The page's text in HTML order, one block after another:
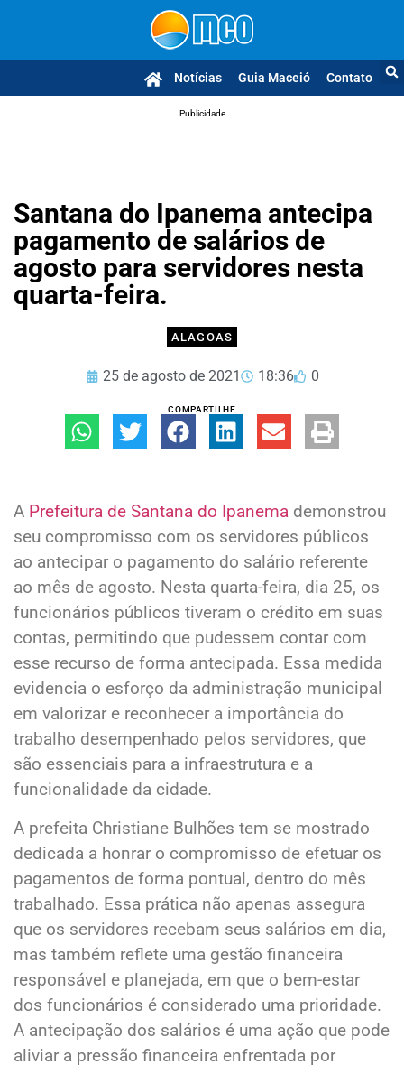
Notícias Guia Maceió Contato
Publicidade
Santana do Ipanema antecipa
pagamento de salários de
agosto para servidores nesta
quarta-feira.
ALAGOAS
25 de agosto de 2021 18:36 0
COMPARTILHE
A Prefeitura de Santana do Ipanema demonstrou
seu compromisso com os servidores públicos
ao antecipar o pagamento do salário referente
ao mês de agosto. Nesta quarta-feira, dia 25, os
funcionários públicos tiveram o crédito em suas
contas, permitindo que pudessem contar com
esse recurso de forma antecipada. Essa medida
evidencia o esforço da administração municipal
em valorizar e reconhecer a importância do
trabalho desempenhado pelos servidores, que
são essenciais para a infraestrutura e a
funcionalidade da cidade.
A prefeita Christiane Bulhões tem se mostrado
dedicada a honrar o compromisso de efetuar os
pagamentos de forma pontual, dentro do mês
trabalhado. Essa prática não apenas assegura
que os servidores recebam seus salários em dia,
mas também reflete uma gestão financeira
responsável e planejada, em que o bem-estar
dos funcionários é considerado uma prioridade.
A antecipação dos salários é uma ação que pode
aliviar a pressão financeira enfrentada por